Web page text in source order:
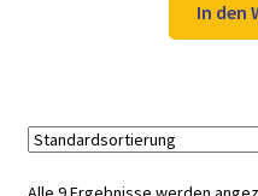
In den